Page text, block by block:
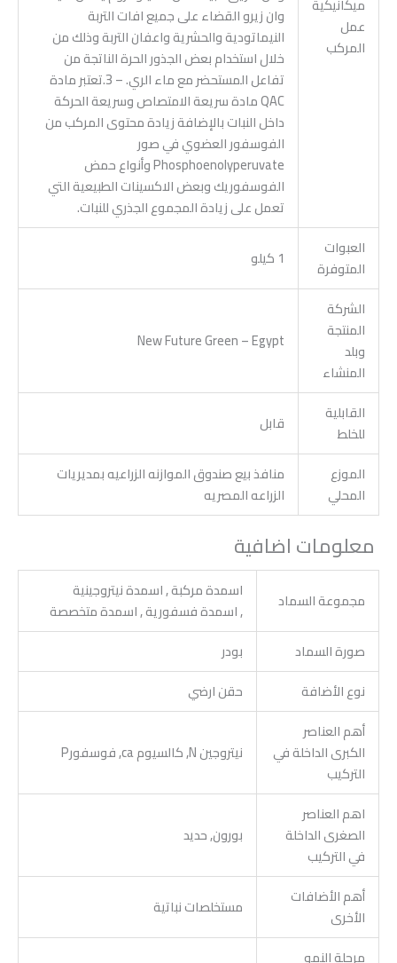
عمل
المركب
وان زيرو القضاء على جميع افات التربة
النيماتودية والحشرية واعفان التربة وذلك من
خلال استخدام بعض الجذور الحرة الناتجة من
تفاعل المستحضر مع ماء الري. – 3.تعتبر مادة
QAC مادة سريعة الامتصاص وسريعة الحركة
داخل النبات بالإضافة زيادة محتوى المركب من
الفوسفور العضوي في صور
Phosphoenolyperuvate وأنواع حمض
الفوسفوريك وبعض الاكسينات الطبيعية التي
تعمل على زيادة المجموع الجذري للنبات.
العبوات
المتوفرة
1 كيلو
الشركة
المنتجة
وبلد
المنشاء
New Future Green – Egypt
القابلية
للخلط
قابل
الموزع
المحلي
منافذ بيع صندوق الموازنه الزراعيه بمديريات
الزراعه المصريه
معلومات اضافية
مجموعة السماد
اسمدة مركبة , اسمدة نيتروجينية
, اسمدة فسفورية , اسمدة متخصصة
صورة السماد
بودر
نوع الأضافة
حقن ارضي
أهم العناصر
الكبرى الداخلة في
التركيب
نيتروجين N, كالسيوم ca, فوسفورP
اهم العناصر
الصغرى الداخلة
في التركيب
بورون, حديد
أهم الأضافات
الأخرى
مستخلصات نباتية
مرحلة النمو